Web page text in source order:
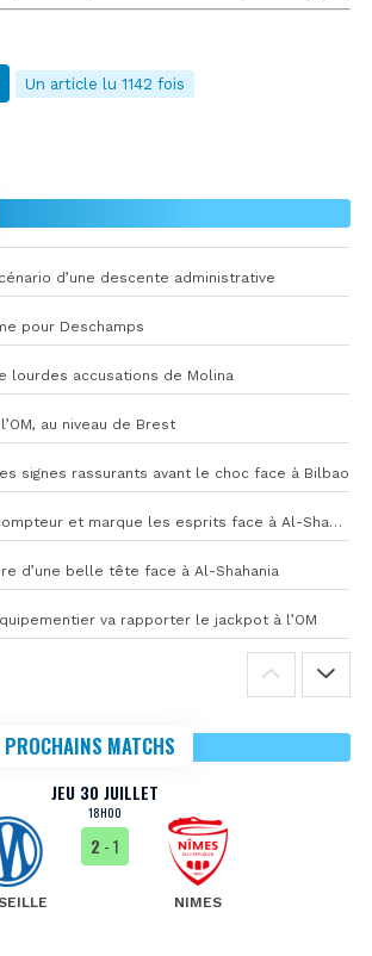
Un article lu 1142 fois
d’une descente administrative
pour Deschamps
lourdes accusations de Molina
au niveau de Brest
signes rassurants avant le choc face à Bilbao
Abdelli ouvre son compteur et marque les esprits face à Al-Shahania
d’une belle tête face à Al-Shahania
va rapporter le jackpot à l’OM
MATCHS
JEU 30 JUILLET
18H00
2 - 1
NIMES